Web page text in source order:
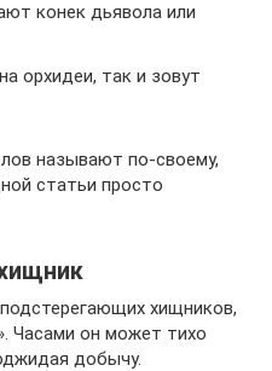
конек дьявола или
орхидеи, так и зовут
называют по-своему,
статьи просто
хищников,
Часами он может тихо
добычу.